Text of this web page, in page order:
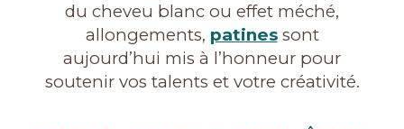
du cheveu blanc ou effet méché,
allongements, patinessont
aujourd’hui mis à l’honneur pour
soutenir vos talents et votre créativité.